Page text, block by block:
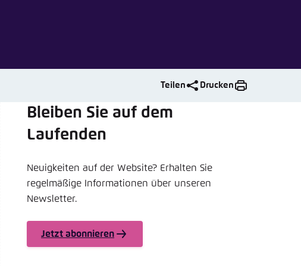
Teilen Drucken
Bleiben Sie auf dem
Laufenden
Neuigkeiten auf der Website? Erhalten Sie
regelmäßige Informationen über unseren
Newsletter.
Jetzt abonnieren